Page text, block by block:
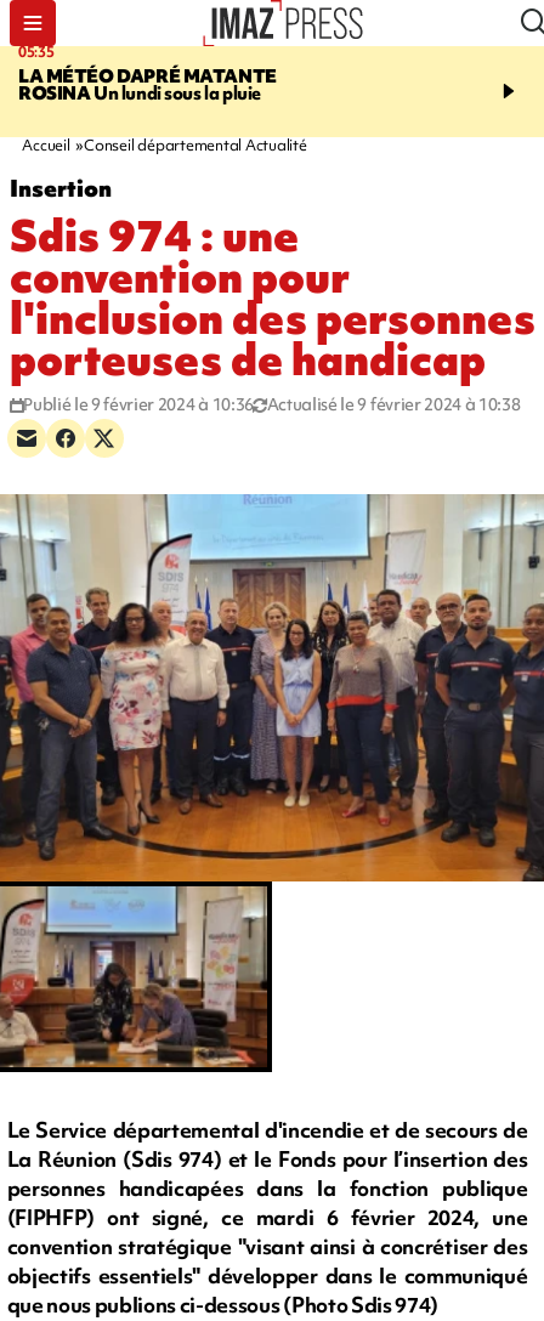
05:35
LA MÉTÉO DAPRÉ MATANTE
ROSINAUn lundi sous la pluie
07:47
ses deux enfants
Accueil Conseil départemental Actualité
Insertion
Sdis 974 : une
convention pour
l'inclusion des personnes
porteuses de handicap
Publié le 9 février 2024 à 10:36 Actualisé le 9 février 2024 à 10:38
Le Service départemental d'incendie et de secours de
La Réunion (Sdis 974) et le Fonds pour l’insertion des
personnes handicapées dans la fonction publique
(FIPHFP) ont signé, ce mardi 6 février 2024, une
convention stratégique "visant ainsi à concrétiser des
objectifs essentiels" développer dans le communiqué
que nous publions ci-dessous (Photo Sdis 974)